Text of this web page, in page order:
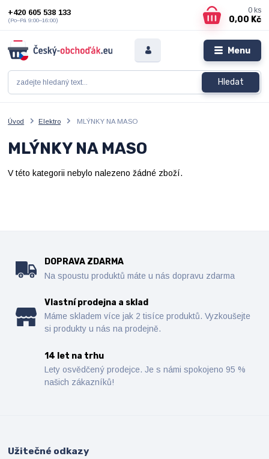
Menu
Hledat
+420 605 538 133
(Po–Pá 9:00–16:00)
0 ks
0,00 Kč
Úvod Elektro MLÝNKY NA MASO
MLÝNKY NA MASO
V této kategorii nebylo nalezeno žádné zboží.
DOPRAVA ZDARMA
Na spoustu produktů máte u nás dopravu zdarma
Vlastní prodejna a sklad
Máme skladem více jak 2 tisíce produktů. Vyzkoušejte
si produkty u nás na prodejně.
14 let na trhu
Lety osvědčený prodejce. Je s námi spokojeno 95 %
našich zákazníků!
Užitečné odkazy